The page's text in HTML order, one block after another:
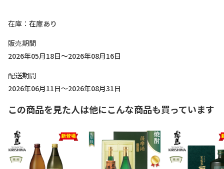
在庫
在庫あり
販売期間
2026年05月18日～2026年08月16日
配送期間
2026年06月11日～2026年08月31日
この商品を見た人は他にこんな商品も買っています